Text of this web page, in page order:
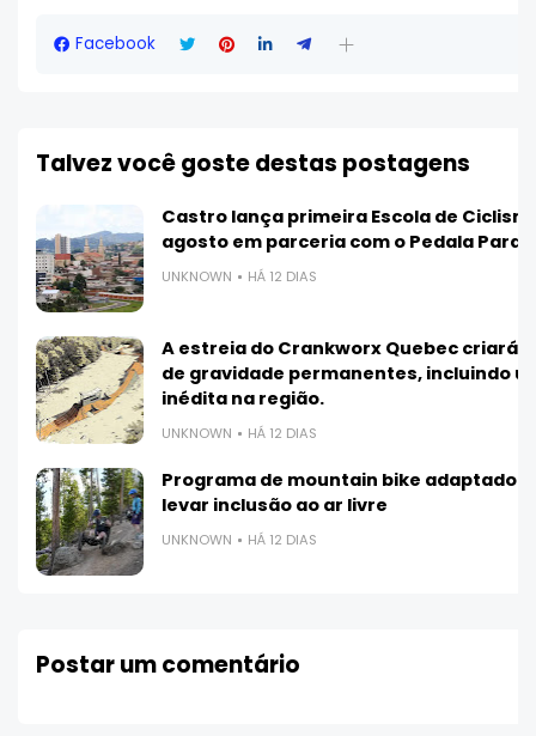
Facebook
Talvez você goste destas postagens
Castro lança primeira Escola de
agosto em parceria com o Pedala
UNKNOWN HÁ 12 DIAS
A estreia do Crankworx Quebec criará
de gravidade permanentes, incluindo
inédita na região.
UNKNOWN HÁ 12 DIAS
Programa de mountain bike adaptado
levar inclusão ao ar livre
UNKNOWN HÁ 12 DIAS
Postar um comentário